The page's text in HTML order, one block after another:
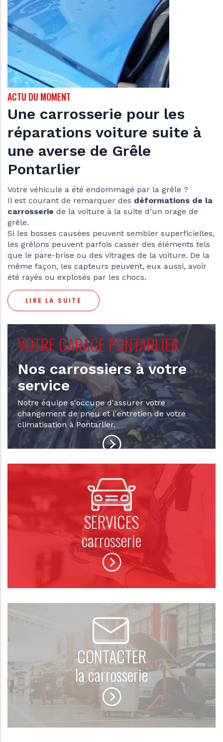
pour les
voiture suite à
de Grêle
été endommagé par la grêle ?
remarquer desdéformations de la
la voiture à la suite d’un orage de
peuvent sembler superficielles,
parfois casser des éléments tels
ou des vitrages de la voiture. De la
capteurs peuvent, eux aussi, avoir
par les chocs.
prise en charge
ce contrat figure
quoi cela
defranchise
LIRE LA
VOTRE GARAGE PONTARLIER
Nos carrossiers à votre
service
Notre équipe s'occupe d'assurer votre
changement de pneu et l'entretien de votre
climatisation à Pontarlier.
SERVICES
carrosserie
CONTACTER
la carrosserie